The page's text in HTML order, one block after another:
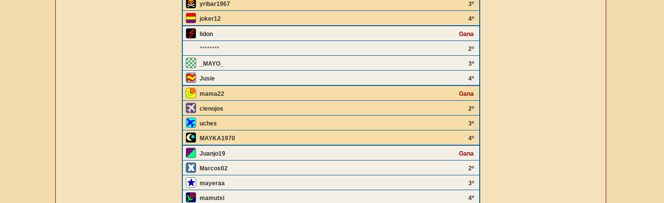
yribar1967 3º
joker12 4º
lidon Gana
******** 2º
_MAYO_ 3º
Jusie 4º
mama22 Gana
cienojos 2º
uches 3º
MAYKA1970 4º
Juanjo19 Gana
Marcos02 2º
mayeraa 3º
mamutxi 4º